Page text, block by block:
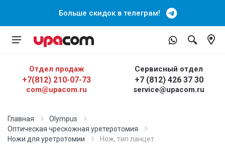
Больше скидок в телеграм!
Отдел продаж
+7(812) 210-07-73
com@upacom.ru
Сервисный отдел
+7 (812) 426 37 30
service@upacom.ru
Главная
Olympus
Оптическая чреcкожная уретеротомия
Ножи для уретротомии
Нож, тип ланцет